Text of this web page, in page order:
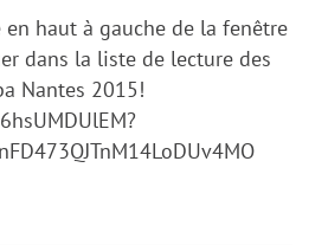
haut à gauche de la fenêtre
dans la liste de lecture des
Nantes 2015!